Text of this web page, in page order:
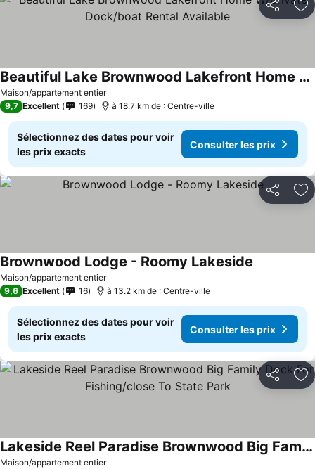
Partager
Maison/appartement entier
Beautiful Lake Brownwood Lakefront Home W/private Dock/boat Rental Available
9,7 Excellent 169 à 18.7 km de : Centre-ville
Sélectionnez des dates pour voir
les prix exacts
Consulter les prix
Partager
Maison/appartement entier
Brownwood Lodge - Roomy Lakeside
9,6 Excellent 16 à 13.2 km de : Centre-ville
Sélectionnez des dates pour voir
les prix exacts
Consulter les prix
Partager
Maison/appartement entier
Lakeside Reel Paradise Brownwood Big Family Dock For Fishing/close To State Park